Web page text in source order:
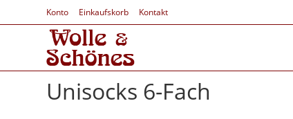
Konto Einkaufskorb Kontakt
Unisocks 6-Fach